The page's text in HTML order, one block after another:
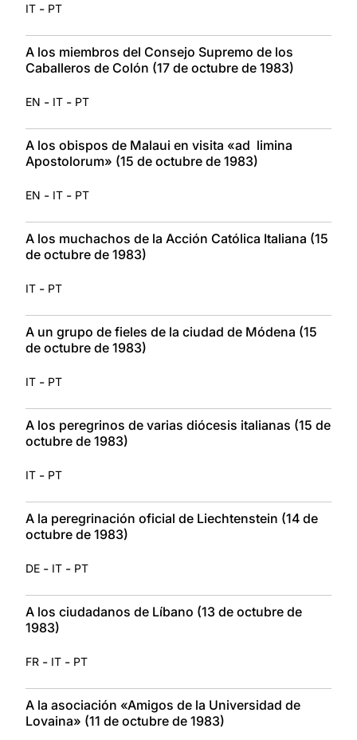
IT - PT
A los miembros del Consejo Supremo de los
Caballeros de Colón (17 de octubre de 1983)
EN - IT - PT
A los obispos de Malaui en visita «ad limina
Apostolorum» (15 de octubre de 1983)
EN - IT - PT
A los muchachos de la Acción Católica Italiana (15
de octubre de 1983)
IT - PT
A un grupo de fieles de la ciudad de Módena (15
de octubre de 1983)
IT - PT
A los peregrinos de varias diócesis italianas (15 de
octubre de 1983)
IT - PT
A la peregrinación oficial de Liechtenstein (14 de
octubre de 1983)
DE - IT - PT
A los ciudadanos de Líbano (13 de octubre de
1983)
FR - IT - PT
A la asociación «Amigos de la Universidad de
Lovaina» (11 de octubre de 1983)